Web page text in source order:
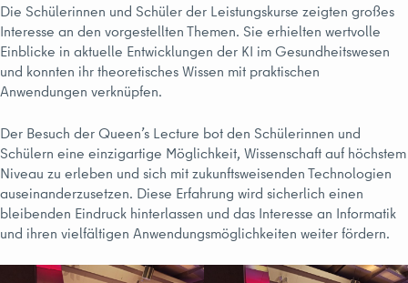
Die Schülerinnen und Schüler der Leistungskurse zeigten großes
Interesse an den vorgestellten Themen. Sie erhielten wertvolle
Einblicke in aktuelle Entwicklungen der KI im Gesundheitswesen
und konnten ihr theoretisches Wissen mit praktischen
Anwendungen verknüpfen.
Der Besuch der Queen’s Lecture bot den Schülerinnen und
Schülern eine einzigartige Möglichkeit, Wissenschaft auf höchstem
Niveau zu erleben und sich mit zukunftsweisenden Technologien
auseinanderzusetzen. Diese Erfahrung wird sicherlich einen
bleibenden Eindruck hinterlassen und das Interesse an Informatik
und ihren vielfältigen Anwendungsmöglichkeiten weiter fördern.